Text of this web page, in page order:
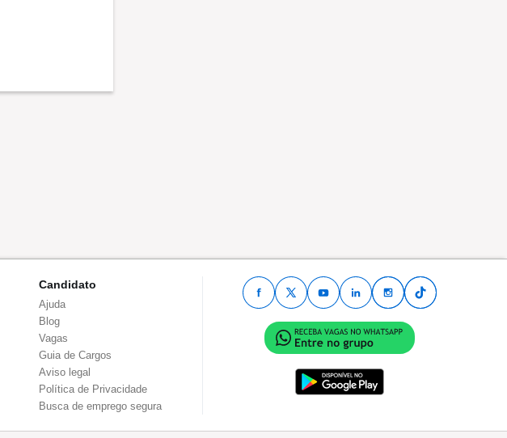
Candidato
Ajuda
Blog
Vagas
Guia de Cargos
Aviso legal
Política de Privacidade
Busca de emprego segura